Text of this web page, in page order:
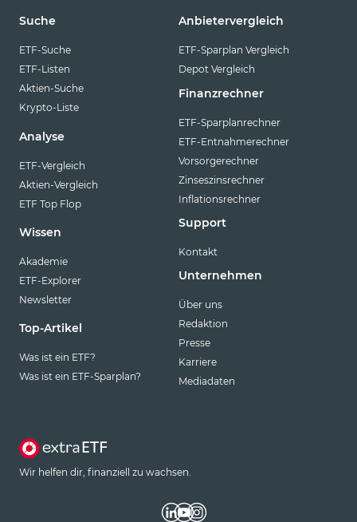
Suche
ETF-Suche
ETF-Listen
Aktien-Suche
Krypto-Liste
Analyse
ETF-Vergleich
Aktien-Vergleich
ETF Top Flop
Wissen
Akademie
ETF-Explorer
Newsletter
Top-Artikel
Was ist ein ETF?
Was ist ein ETF-Sparplan?
Anbietervergleich
ETF-Sparplan Vergleich
Depot Vergleich
Finanzrechner
ETF-Sparplanrechner
ETF-Entnahmerechner
Vorsorgerechner
Zinseszinsrechner
Inflationsrechner
Support
Kontakt
Unternehmen
Über uns
Redaktion
Presse
Karriere
Mediadaten
Wir helfen dir, finanziell zu wachsen.